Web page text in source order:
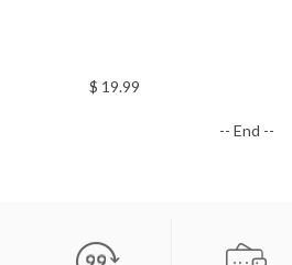
$ 19.99
-- End --